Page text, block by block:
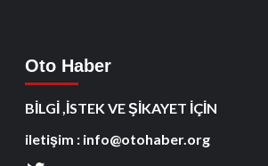
Oto Haber
BİLGİ ,İSTEK VE ŞİKAYET İÇİN
iletişim : info@otohaber.org